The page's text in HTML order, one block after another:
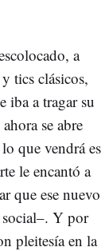
a
tics clásicos,
iba a tragar su
se abre
que vendrá es
le encantó a
que ese nuevo
social–. Y por
pleitesía en la